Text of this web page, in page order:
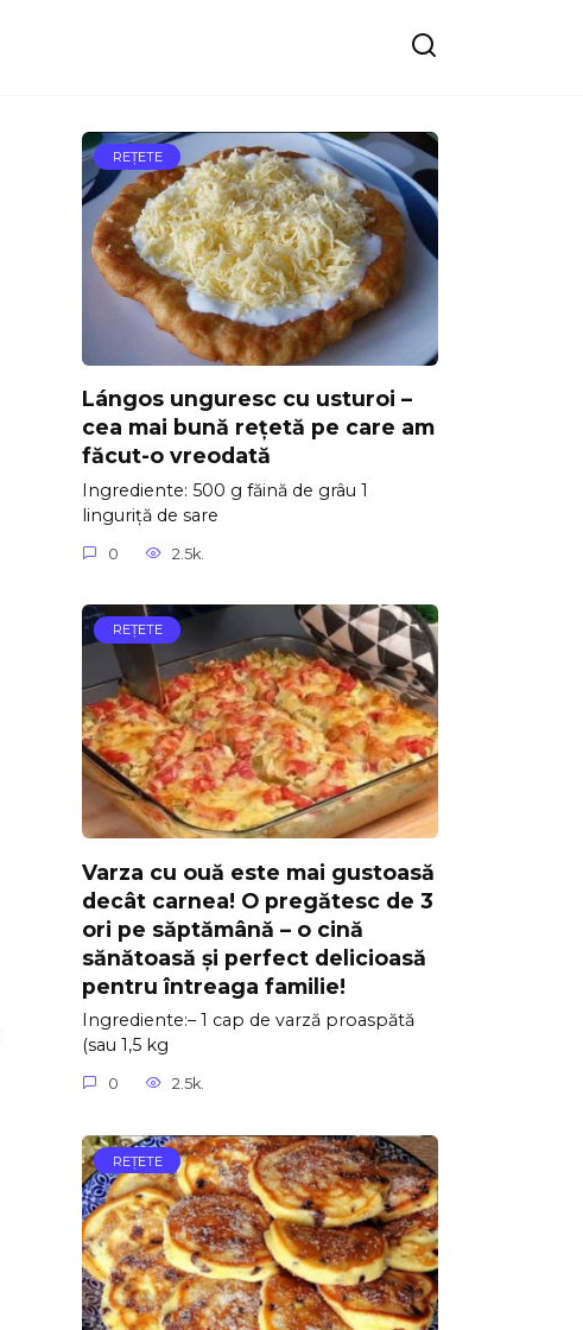
REŢETE
Lángos unguresc cu usturoi –
cea mai bună rețetă pe care am
făcut-o vreodată
Ingrediente: 500 g făină de grâu 1
linguriță de sare
0 2.5k.
REŢETE
Varza cu ouă este mai gustoasă
decât carnea! O pregătesc de 3
ori pe săptămână – o cină
sănătoasă și perfect delicioasă
pentru întreaga familie!
Ingrediente:– 1 cap de varză proaspătă
(sau 1,5 kg
0 2.5k.
REŢETE